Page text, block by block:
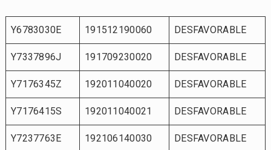
Y6783030E 191512190060 DESFAVORABLE
Y7337896J 191709230020 DESFAVORABLE
Y7176345Z 192011040020 DESFAVORABLE
Y7176415S 192011040021 DESFAVORABLE
Y7237763E 192106140030 DESFAVORABLE